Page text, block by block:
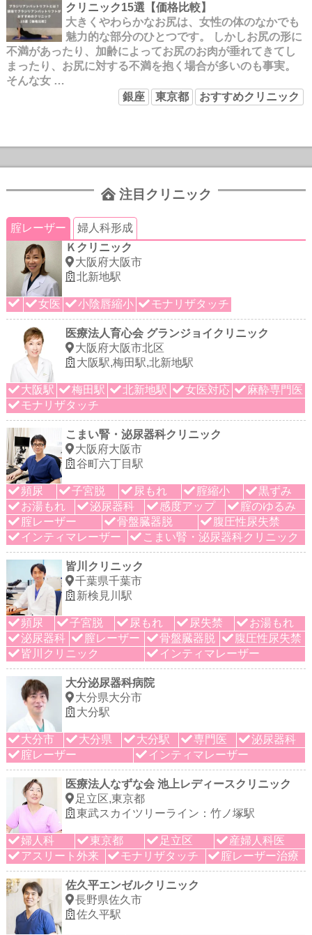
クリニック15選【価格比較】
大きくやわらかなお尻は、女性の体のなかでも
魅力的な部分のひとつです。 しかしお尻の形に
不満があったり、加齢によってお尻のお肉が垂れてきてし
まったり、お尻に対する不満を抱く場合が多いのも事実。
そんな女 …
銀座
東京都 おすすめクリニック
注目クリニック
腟レーザー
婦人科形成
Ｋクリニック
大阪府大阪市
北新地駅
女医 小陰唇縮小 モナリザタッチ
医療法人育心会 グランジョイクリニック
大阪府大阪市北区
大阪駅,梅田駅,北新地駅
大阪駅 梅田駅 北新地駅 女医対応
麻酔専門医
モナリザタッチ
こまい腎・泌尿器科クリニック
大阪府大阪市
谷町六丁目駅
頻尿 子宮脱 尿もれ 腟縮小
黒ずみ
お湯もれ
泌尿器科 感度アップ
腟のゆるみ
腟レーザー
骨盤臓器脱
腹圧性尿失禁
インティマレーザー
こまい腎・泌尿器科クリニック
皆川クリニック
千葉県千葉市
新検見川駅
頻尿 子宮脱 尿もれ 尿失禁
お湯もれ
泌尿器科
膣レーザー 骨盤臓器脱
腹圧性尿失禁
皆川クリニック
インティマレーザー
大分泌尿器科病院
大分県大分市
大分駅
大分市 大分県 大分駅 専門医
泌尿器科
腟レーザー
インティマレーザー
医療法人なずな会 池上レディースクリニック
足立区,東京都
東武スカイツリーライン：竹ノ塚駅
婦人科 東京都 足立区
産婦人科医
アスリート外来
モナリザタッチ 腟レーザー治療
佐久平エンゼルクリニック
長野県佐久市
佐久平駅